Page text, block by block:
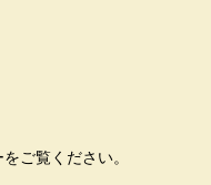
ご覧ください。